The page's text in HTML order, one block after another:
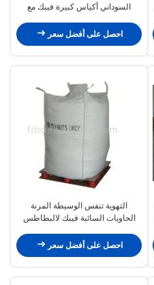
السوداني أكياس كبيرة فيبك مع
احصل على أفضل سعر
التهوية تنفس الوسيطة المرنة
الحاويات السائبة فيبك لالبطاطس
احصل على أفضل سعر